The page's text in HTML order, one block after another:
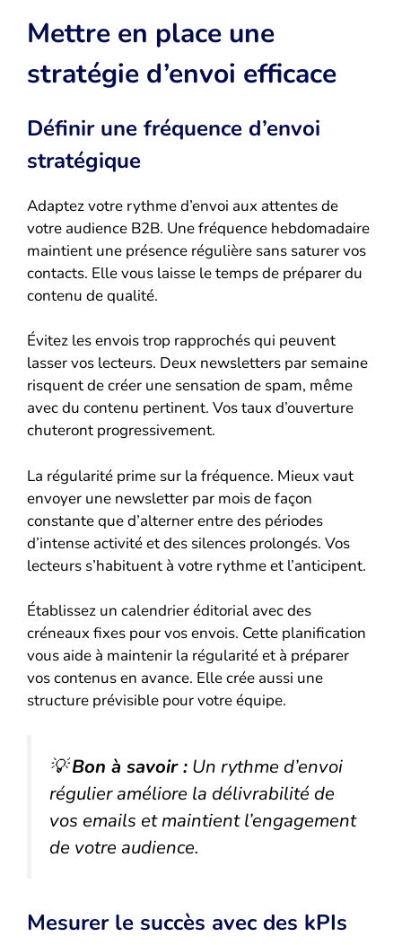
Mettre en place une
stratégie d’envoi efficace
Définir une fréquence d’envoi
stratégique
Adaptez votre rythme d’envoi aux attentes de
votre audience B2B. Une fréquence hebdomadaire
maintient une présence régulière sans saturer vos
contacts. Elle vous laisse le temps de préparer du
contenu de qualité.
Évitez les envois trop rapprochés qui peuvent
lasser vos lecteurs. Deux newsletters par semaine
risquent de créer une sensation de spam, même
avec du contenu pertinent. Vos taux d’ouverture
chuteront progressivement.
La régularité prime sur la fréquence. Mieux vaut
envoyer une newsletter par mois de façon
constante que d’alterner entre des périodes
d’intense activité et des silences prolongés. Vos
lecteurs s’habituent à votre rythme et l’anticipent.
Établissez un calendrier éditorial avec des
créneaux fixes pour vos envois. Cette planification
vous aide à maintenir la régularité et à préparer
vos contenus en avance. Elle crée aussi une
structure prévisible pour votre équipe.
💡Bon à savoir : Un rythme d’envoi
régulier améliore la délivrabilité de
vos emails et maintient l’engagement
de votre audience.
Mesurer le succès avec des kPIs